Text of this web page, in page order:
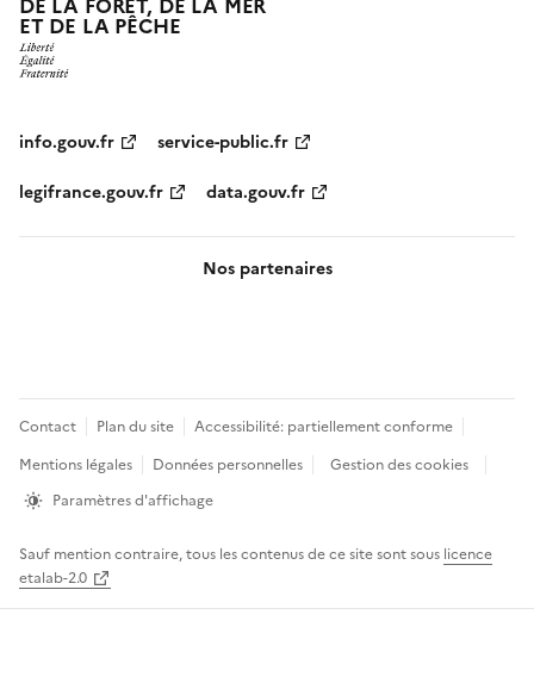
DE LA FORÊT, DE LA MER
ET DE LA PÊCHE
info.gouv.fr
service-public.fr
legifrance.gouv.fr
data.gouv.fr
Nos partenaires
Pied
de
page
Contact Plan du site
Accessibilité: partiellement conforme
Mentions légales
Données personnelles
Gestion des cookies
Paramètres d'affichage
Sauf mention contraire, tous les contenus de ce site sont sous licence
etalab-2.0